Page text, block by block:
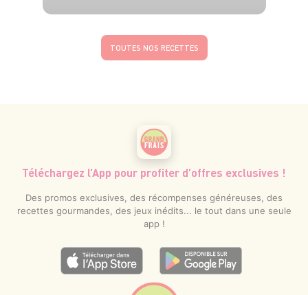
TOUTES NOS RECETTES
Téléchargez l’App pour profiter d’offres exclusives !
Des promos exclusives, des récompenses généreuses, des
recettes gourmandes, des jeux inédits... le tout dans une seule
app !